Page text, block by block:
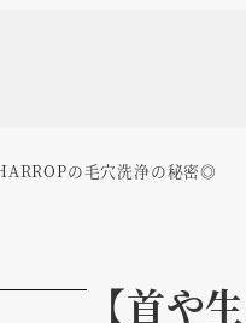
の毛穴洗浄の秘密◎
【首や